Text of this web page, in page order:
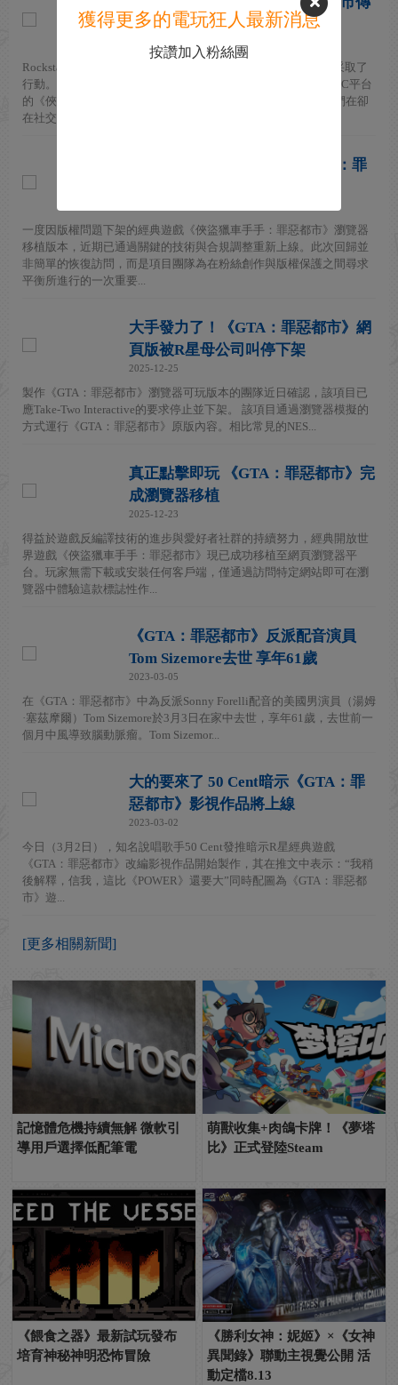
奇》粉絲項目在油管被移除
Rockstar 似乎再次對《俠盜獵車手手》的另一個粉絲自製項目采取了
行動。兩個月前，粉絲們宣布為慶祝遊戲20周年，將製作面向PC平台
的《俠盜獵車手手：罪惡都市傳奇》粉絲項目。但在本周，他們在卻
在社交...
R星的大手抵不過熱愛！《GTA：罪
一度因版權問題下架的經典遊戲《俠盜獵車手手：罪惡都市》瀏覽器
移植版本，近期已通過關鍵的技術與合規調整重新上線。此次回歸並
非簡單的恢復訪問，而是項目團隊為在粉絲創作與版權保護之間尋求
平衡所進行的一次重要...
大手發力了！《GTA：罪惡都市》網
頁版被R星母公司叫停下架
2025-12-25
製作《GTA：罪惡都市》瀏覽器可玩版本的團隊近日確認，該項目已
應Take-Two Interactive的要求停止並下架。 該項目通過瀏覽器模擬的
方式運行《GTA：罪惡都市》原版內容。相比常見的NES...
真正點擊即玩 《GTA：罪惡都市》完
成瀏覽器移植
2025-12-23
得益於遊戲反編譯技術的進步與愛好者社群的持續努力，經典開放世
界遊戲《俠盜獵車手手：罪惡都市》現已成功移植至網頁瀏覽器平
台。玩家無需下載或安裝任何客戶端，僅通過訪問特定網站即可在瀏
覽器中體驗這款標誌性作...
《GTA：罪惡都市》反派配音演員
Tom Sizemore去世 享年61歲
2023-03-05
在《GTA：罪惡都市》中為反派Sonny Forelli配音的美國男演員（湯姆
·塞茲摩爾）Tom Sizemore於3月3日在家中去世，享年61歲，去世前一
個月中風導致腦動脈瘤。Tom Sizemor...
大的要來了 50 Cent暗示《GTA：罪
惡都市》影視作品將上線
2023-03-02
今日（3月2日），知名說唱歌手50 Cent發推暗示R星經典遊戲
《GTA：罪惡都市》改編影視作品開始製作，其在推文中表示：“我稍
後解釋，信我，這比《POWER》還要大”同時配圖為《GTA：罪惡都
市》遊...
[更多相關新聞]
記憶體危機持續無解 微軟引
導用戶選擇低配筆電
萌獸收集+肉鴿卡牌！《夢塔
比》正式登陸Steam
《餵食之器》最新試玩發布
培育神秘神明恐怖冒險
《勝利女神：妮姬》×《女神
異聞錄》聯動主視覺公開 活
動定檔8.13
獲得更多的電玩狂人最新消息
按讚加入粉絲團